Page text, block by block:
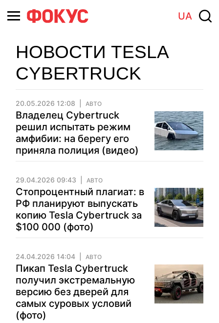
UA
НОВОСТИ TESLA
CYBERTRUCK
20.05.2026 12:08 АВТО
Владелец Cybertruck
решил испытать режим
амфибии: на берегу его
приняла полиция (видео)
29.04.2026 09:43 АВТО
Стопроцентный плагиат: в
РФ планируют выпускать
копию Tesla Cybertruck за
$100 000 (фото)
24.04.2026 14:04 АВТО
Пикап Tesla Cybertruck
получил экстремальную
версию без дверей для
самых суровых условий
(фото)